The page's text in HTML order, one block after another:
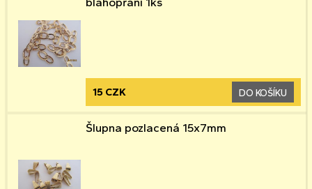
15 CZK DO KOŠÍKU
Šlupna pozlacená 15x7mm